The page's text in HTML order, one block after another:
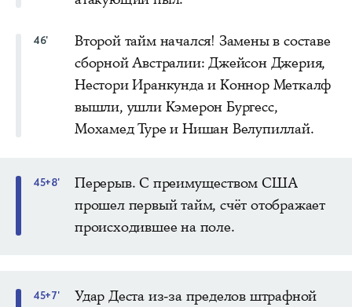
46'
Второй тайм начался! Замены в составе
сборной Австралии: Джейсон Джерия,
Нестори Иранкунда и Коннор Меткалф
вышли, ушли Кэмерон Бургесс,
Мохамед Туре и Нишан Велупиллай.
45+8'
Перерыв. С преимуществом США
прошел первый тайм, счёт отображает
происходившее на поле.
45+7'
Удар Деста из-за пределов штрафной